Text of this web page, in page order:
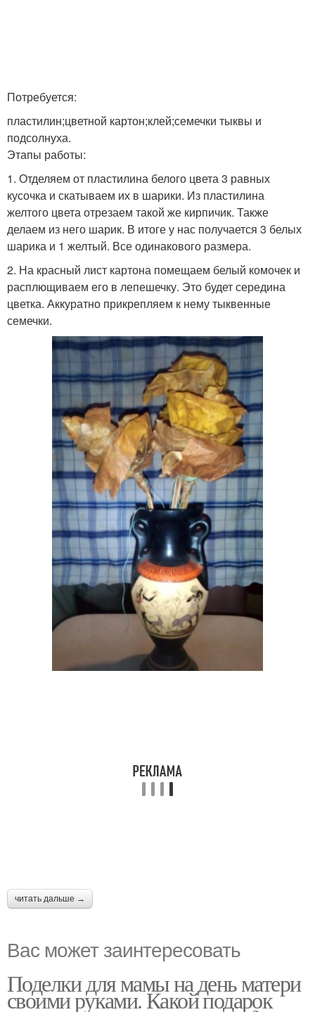
Потребуется:
пластилин;цветной картон;клей;семечки тыквы и
подсолнуха.
Этапы работы:
1. Отделяем от пластилина белого цвета 3 равных
кусочка и скатываем их в шарики. Из пластилина
желтого цвета отрезаем такой же кирпичик. Также
делаем из него шарик. В итоге у нас получается 3 белых
шарика и 1 желтый. Все одинакового размера.
2. На красный лист картона помещаем белый комочек и
расплющиваем его в лепешечку. Это будет середина
цветка. Аккуратно прикрепляем к нему тыквенные
семечки.
читать дальше →
Вас может заинтересовать
Поделки для мамы на день матери
своими руками. Какой подарок